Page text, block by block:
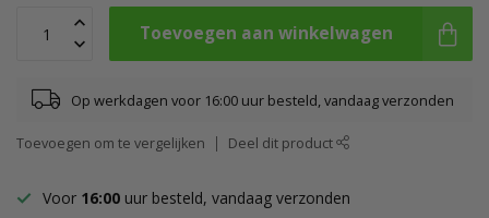
Toevoegen aan winkelwagen
Op werkdagen voor 16:00 uur besteld, vandaag verzonden
Toevoegen om te vergelijken Deel dit product
Voor 16:00 uur besteld, vandaag verzonden